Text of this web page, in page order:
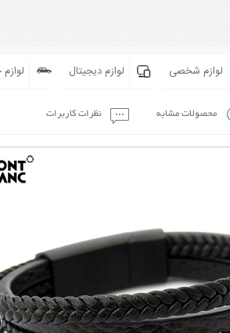
لوازم شخصی لوازم دیجیتال
محصولات مشابه نظرات کاربرات